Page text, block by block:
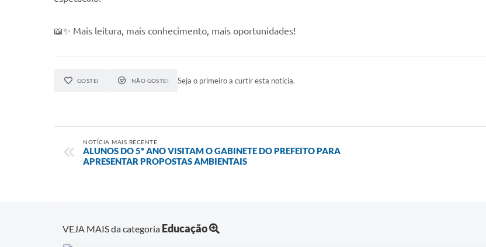
📖✨ Mais leitura, mais conhecimento, mais oportunidades!
GOSTEI NÃO GOSTEI Seja o primeiro a curtir esta notícia.
NOTÍCIA MAIS RECENTE
ALUNOS DO 5º ANO VISITAM O GABINETE DO PREFEITO PARA
APRESENTAR PROPOSTAS AMBIENTAIS
VEJA MAIS da categoria Educação